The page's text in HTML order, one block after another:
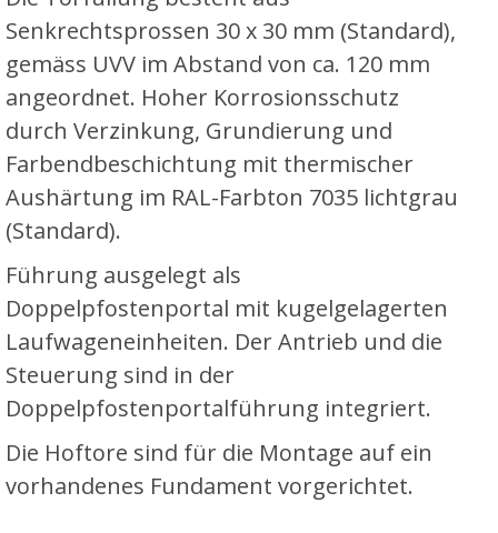
Senkrechtsprossen 30 x 30 mm (Standard),
gemäss UVV im Abstand von ca. 120 mm
angeordnet. Hoher Korrosionsschutz
durch Verzinkung, Grundierung und
Farbendbeschichtung mit thermischer
Aushärtung im RAL-Farbton 7035 lichtgrau
(Standard).
Führung ausgelegt als
Doppelpfostenportal mit kugelgelagerten
Laufwageneinheiten. Der Antrieb und die
Steuerung sind in der
Doppelpfostenportalführung integriert.
Die Hoftore sind für die Montage auf ein
vorhandenes Fundament vorgerichtet.